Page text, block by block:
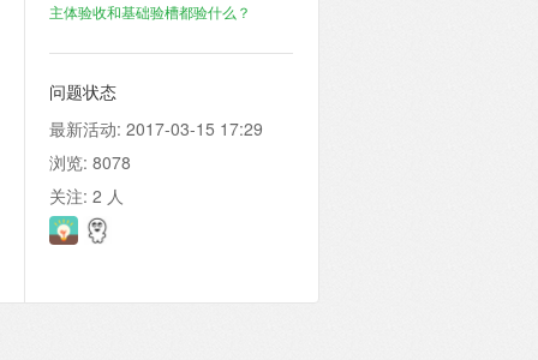
主体验收和基础验槽都验什么？
问题状态
最新活动: 2017-03-15 17:29
浏览: 8078
关注: 2 人